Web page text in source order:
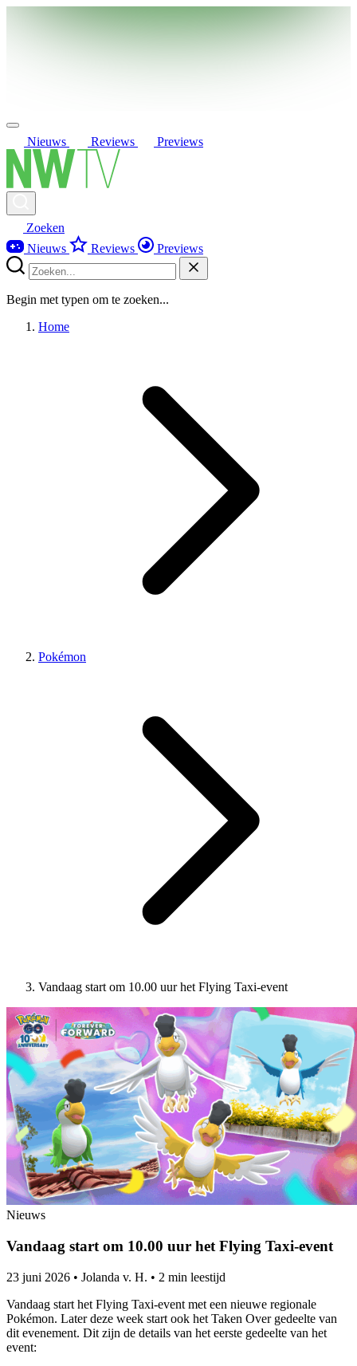
Nieuws Reviews Previews
Zoeken
Nieuws
Reviews Previews
Begin met typen om te zoeken...
Home
Pokémon
Vandaag start om 10.00 uur het Flying Taxi-event
Nieuws
Vandaag start om 10.00 uur het Flying Taxi-event
23 juni 2026 • Jolanda v. H. • 2 min leestijd
Vandaag start het Flying Taxi-event met een nieuwe regionale
Pokémon. Later deze week start ook het Taken Over gedeelte van
dit evenement. Dit zijn de details van het eerste gedeelte van het
event: